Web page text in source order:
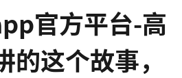
官方平台-高
这个故事，